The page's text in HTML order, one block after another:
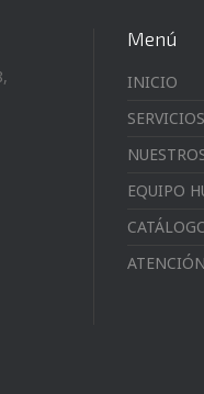
Menú
INICIO
SERVICIOS
EQUIPO